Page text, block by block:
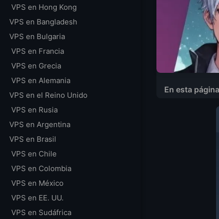
VPS en Hong Kong
VPS en Bangladesh
VPS en Bulgaria
VPS en Francia
VPS en Grecia
VPS en Alemania
VPS en el Reino Unido
VPS en Rusia
VPS en Argentina
VPS en Brasil
VPS en Chile
VPS en Colombia
VPS en México
VPS en EE. UU.
VPS en Sudáfrica
En esta página
Reseñas
Reseñas
Calificación
Ubicaciones de